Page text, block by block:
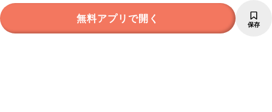
無料アプリで開く 保存